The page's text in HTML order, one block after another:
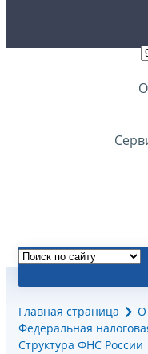
Главная страница
О
Федеральная
Структура ФНС России